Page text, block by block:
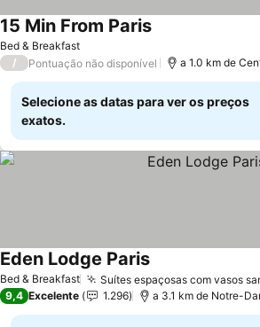
Bed & Breakfast
15 Min From Paris
/ Pontuação não disponível a 1.0 km de
Selecione as datas para ver os preços
exatos.
Bed & Breakfast Suítes espaçosas com vasos
Eden Lodge Paris
9,4 Excelente 1.296 a 3.1 km de Notre-